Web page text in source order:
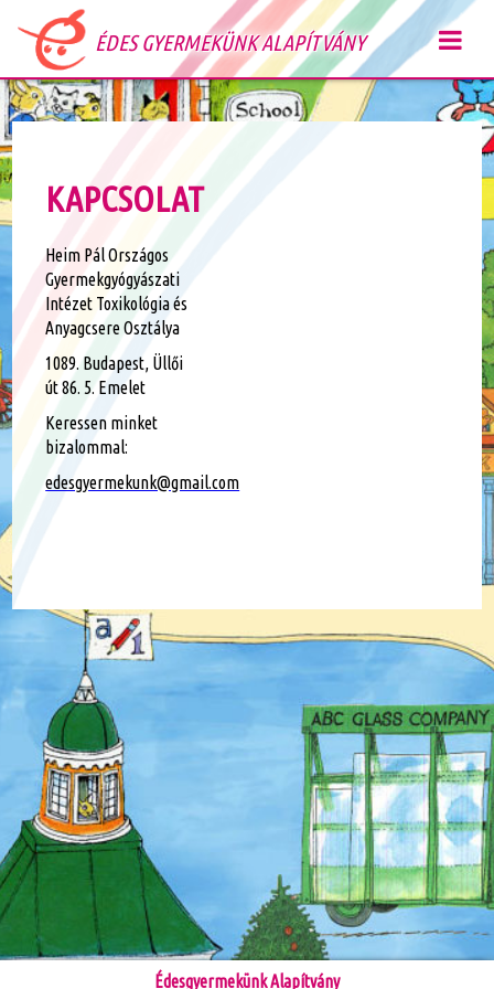
ÉDES GYERMEKÜNK ALAPÍTVÁNY
KAPCSOLAT
Heim Pál Országos
Gyermekgyógyászati
Intézet Toxikológia és
Anyagcsere Osztálya
1089. Budapest, Üllői
út 86. 5. Emelet
Keressen minket
bizalommal:
edesgyermekunk@gmail.com
Édesgyermekünk Alapítvány